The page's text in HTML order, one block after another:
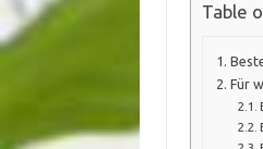
Table
Für